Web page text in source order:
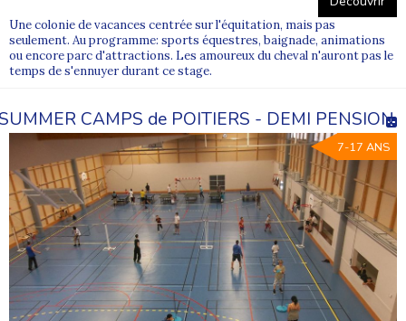
Une colonie de vacances centrée sur l'équitation, mais pas
seulement. Au programme: sports équestres, baignade, animations
ou encore parc d'attractions. Les amoureux du cheval n'auront pas le
temps de s'ennuyer durant ce stage.
CAMPS de POITIERS - DEMI PENSION
7-17 ANS